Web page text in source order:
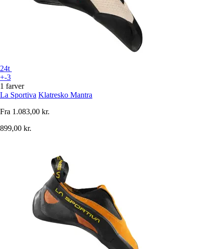
24t
+-3
1 farver
La Sportiva Klatresko Mantra
Fra 1.083,00 kr.
899,00 kr.